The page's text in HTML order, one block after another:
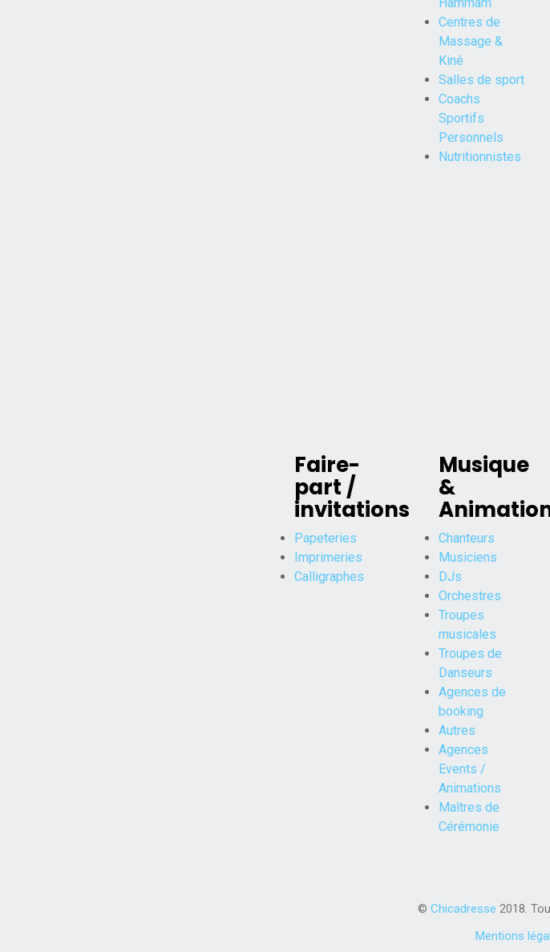
Centres de
Massage &
Kiné
Salles de sport
Coachs
Sportifs
Personnels
Nutritionnistes
Faire-
part /
invitations
Papeteries
Imprimeries
Calligraphes
Musique
&
Chanteurs
Musiciens
DJs
Orchestres
Troupes
musicales
Troupes de
Danseurs
Agences de
booking
Autres
Agences
Events /
Animations
Maîtres de
Cérémonie
© Chicadresse 2018.
Mentions